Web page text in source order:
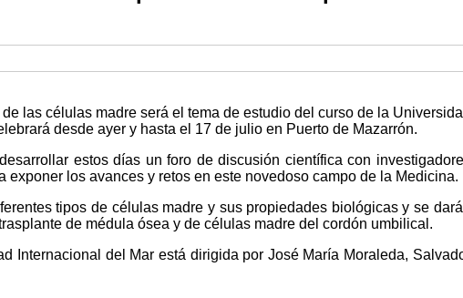
las células madre será el tema de estudio del curso de la
desde ayer y hasta el 17 de julio en Puerto de Mazarrón.
estos días un foro de discusión científica con
exponer los avances y retos en este novedoso campo de la Medicina.
tipos de células madre y sus propiedades biológicas y se
de médula ósea y de células madre del cordón umbilical.
Internacional del Mar está dirigida por José María Moraleda,